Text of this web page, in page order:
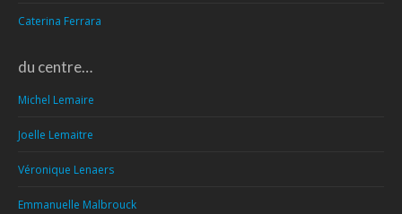
Caterina Ferrara
du centre…
Michel Lemaire
Joelle Lemaitre
Véronique Lenaers
Emmanuelle Malbrouck